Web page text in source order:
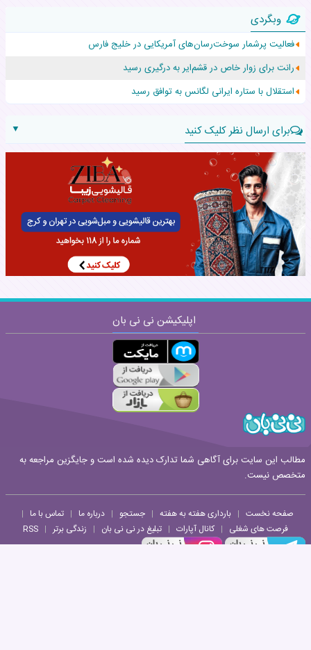
افزایش قد این دختر، چند میلیون دلار برای پدرش خرج داشته
حرکت غیرقانونی یک پرستار، جان دوقلوها را نجات داد!
عجیب‌ترین تولد در ۵/۵/۵ امسال که همه را شوکه کرد!
وبگردی
فعالیت پرشمار سوخت‌رسان‌های آمریکایی در خلیج فارس
رانت برای زوار خاص در قشم‌ایر به درگیری رسید
استقلال با ستاره ایرانی لگانس به توافق رسید
برای ارسال نظر کلیک کنید
▼
نام:
نظر:
اپلیکیشن نی نی بان
مطالب این سایت برای آگاهی شما تدارک دیده شده است و جایگزین مراجعه به
متخصص نیست.
صفحه نخست | بارداری هفته به هفته | جستجو | درباره ما | تماس با ما |
فرصت های شغلی | کانال آپارات | تبلیغ در نی نی بان | زندگی برتر |
RSS